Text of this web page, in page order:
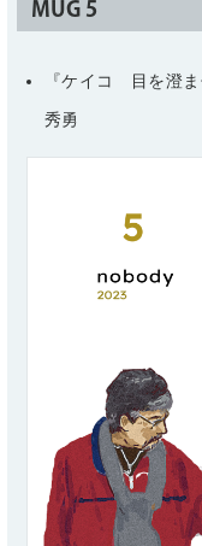
MUG 5
『ケイコ 目を澄
秀勇